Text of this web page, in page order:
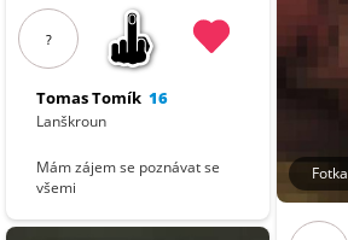
?
Tomas Tomík 16
Lanškroun
Mám zájem se poznávat se
všemi